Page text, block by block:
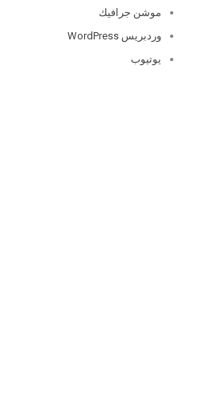
موشن جرافيك
وردبريس WordPress
يوتيوب